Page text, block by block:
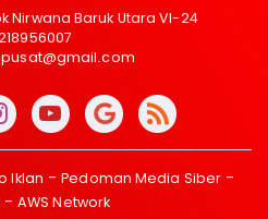
Nirwana Baruk Utara VI-24
Iklan
Pedoman Media Siber
AWS Network